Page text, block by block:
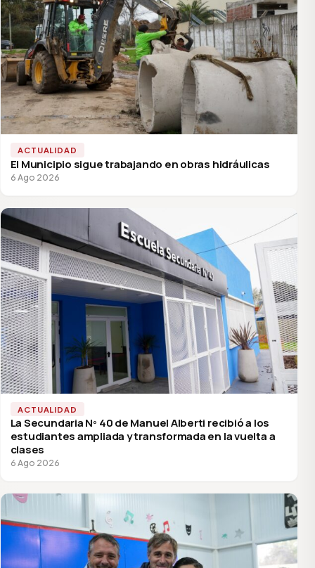
ACTUALIDAD
El Municipio sigue trabajando en obras hidráulicas
6 Ago 2026
ACTUALIDAD
La Secundaria Nº 40 de Manuel Alberti recibió a los
estudiantes ampliada y transformada en la vuelta a
clases
6 Ago 2026